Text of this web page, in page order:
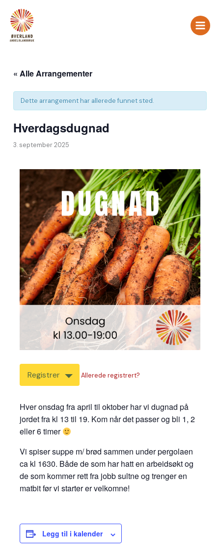
innholdet
« Alle Arrangementer
Dette arrangement har allerede funnet sted.
Hverdagsdugnad
3. september 2025
Registrer Allerede registrert?
Hver onsdag fra april til oktober har vi dugnad på
jordet fra kl 13 til 19. Kom når det passer og bli 1, 2
eller 6 timer
Vi spiser suppe m/ brød sammen under pergolaen
ca kl 1630. Både de som har hatt en arbeidsøkt og
de som kommer rett fra jobb sultne og trenger en
matbit før vi starter er velkomne!
Legg til i kalender